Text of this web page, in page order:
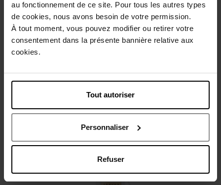
au fonctionnement de ce site. Pour tous les autres types
de cookies, nous avons besoin de votre permission.
À tout moment, vous pouvez modifier ou retirer votre
consentement dans la présente bannière relative aux
cookies.
Tout autoriser
Personnaliser
Refuser
Gebruiksadvies
Karakteristieken
Beleid inzake klantbeoordelingen
Nog iets vergeten ?